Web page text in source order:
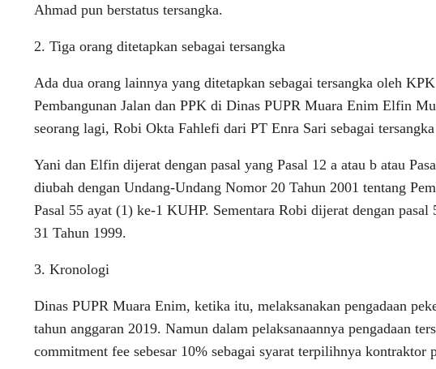
Ahmad pun berstatus tersangka.
2. Tiga orang ditetapkan sebagai tersangka
Ada dua orang lainnya yang ditetapkan sebagai tersangka oleh
Pembangunan Jalan dan PPK di Dinas PUPR Muara Enim Elfin
seorang lagi, Robi Okta Fahlefi dari PT Enra Sari sebagai
Yani dan Elfin dijerat dengan pasal yang Pasal 12 a atau b atau
diubah dengan Undang-Undang Nomor 20 Tahun 2001 tentang
Pasal 55 ayat (1) ke-1 KUHP. Sementara Robi dijerat dengan
31 Tahun 1999.
3. Kronologi
Dinas PUPR Muara Enim, ketika itu, melaksanakan pengadaan
tahun anggaran 2019. Namun dalam pelaksanaannya pengadaan
commitment fee sebesar 10% sebagai syarat terpilihnya kontraktor